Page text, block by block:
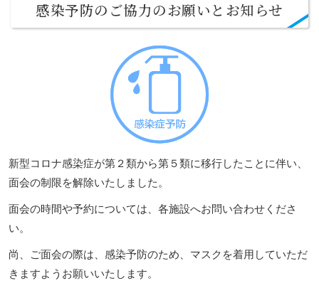
感染予防のご協力のお願いとお知らせ
新型コロナ感染症が第２類から第５類に移行したことに伴い、
面会の制限を解除いたしました。
面会の時間や予約については、各施設へお問い合わせくださ
い。
尚、ご面会の際は、感染予防のため、マスクを着用していただ
きますようお願いいたします。